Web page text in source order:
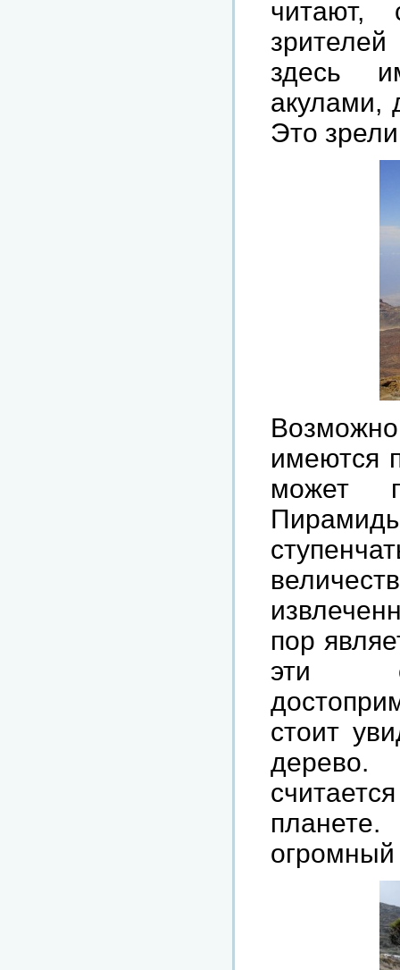
читают,
зрителей
здесь
акулами,
Это
Возможно
имеются
может
пор
эти
стоит
дерево
считается
планете
огромный